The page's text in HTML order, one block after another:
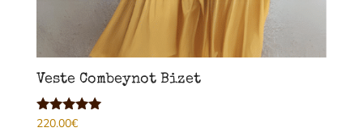
Veste Combeynot Bizet
Note
220.00€